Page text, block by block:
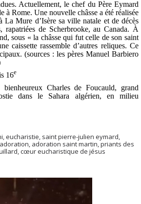
Actuellement, le chef du Père Eymard
à Rome. Une nouvelle châsse a été réalisée
Mure d’Isère sa ville natale et de décès
rapatriées de Scherbrooke, au Canada. À
sous « la châsse qui fut celle de son saint
caissette rassemble d’autres reliques. Ce
(sources : les pères Manuel Barbiero
16e
Charles de Foucauld, grand
dans le Sahara algérien, en milieu
,eucharistie, saint pierre-julien eymard,
adoration, adoration saint martin,priants des
,cœur eucharistique de jésus